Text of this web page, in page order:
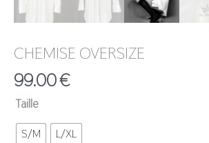
CHEMISE OVERSIZE
99.00€
Taille
S/M
L/XL